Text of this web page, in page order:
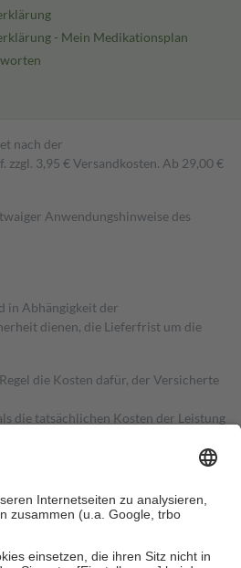
- Mein Medikationsplan
nach der
3,95 € Versandkosten. Ab 29,00 €
Anwendungshinweise des
in Abhängigkeit der
dienen, die Lieferfrist um die
die Kosten dafür, der Versicherte
die tatsächlichen Kosten der Leistung